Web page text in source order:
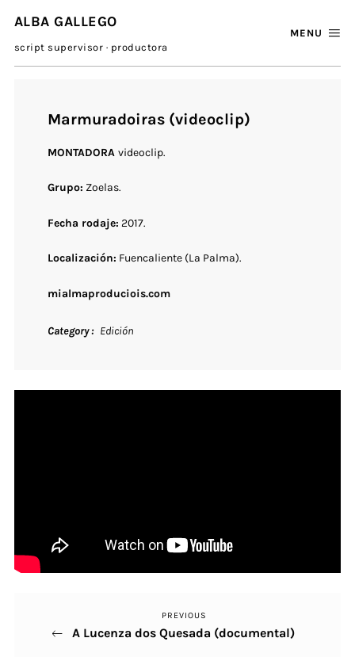
ALBA GALLEGO
script supervisor · productora
MENU
Marmuradoiras (videoclip)
MONTADORAvideoclip.
Grupo: Zoelas.
Fecha rodaje: 2017.
Localización: Fuencaliente (La Palma).
mialmaproduciois.com
Category Edición
Navegación
Previous
Post
PREVIOUS
A Lucenza dos Quesada (documental)